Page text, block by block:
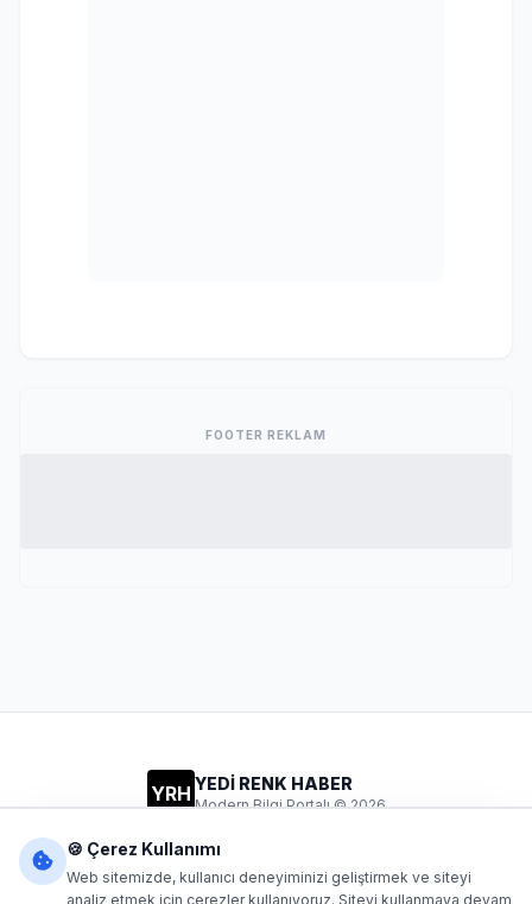
FOOTER REKLAM
YRH YEDİ RENK HABER
Modern Bilgi Portalı © 2026
🍪 Çerez Kullanımı
Web sitemizde, kullanıcı deneyiminizi geliştirmek ve siteyi
analiz etmek için çerezler kullanıyoruz. Siteyi kullanmaya devam